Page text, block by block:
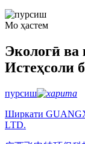
Мо ҳастем
Экологӣ ва
Истеҳсоли
пурсиш
Ширкати
LTD.